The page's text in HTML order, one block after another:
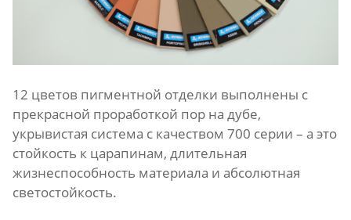
12 цветов пигментной отделки выполнены с
прекрасной проработкой пор на дубе,
укрывистая система с качеством 700 серии – а это
стойкость к царапинам, длительная
жизнеспособность материала и абсолютная
светостойкость.